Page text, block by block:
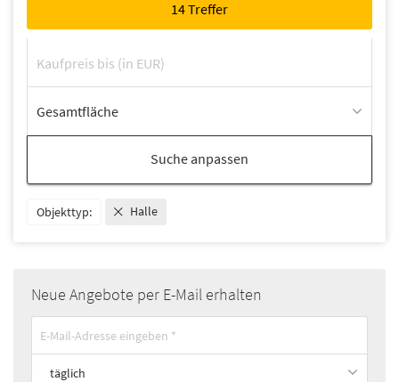
Gesamtfläche
Suche anpassen
Objekttyp: Halle
Neue Angebote per E-Mail erhalten
täglich